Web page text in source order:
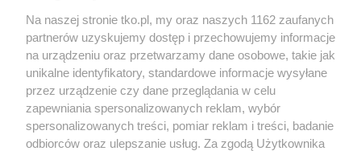
Pokaż więcej
Na naszej stronie tko.pl, my oraz naszych 1162 zaufanych
partnerów uzyskujemy dostęp i przechowujemy informacje
na urządzeniu oraz przetwarzamy dane osobowe, takie jak
unikalne identyfikatory, standardowe informacje wysyłane
przez urządzenie czy dane przeglądania w celu
zapewniania spersonalizowanych reklam, wybór
spersonalizowanych treści, pomiar reklam i treści, badanie
odbiorców oraz ulepszanie usług. Za zgodą Użytkownika